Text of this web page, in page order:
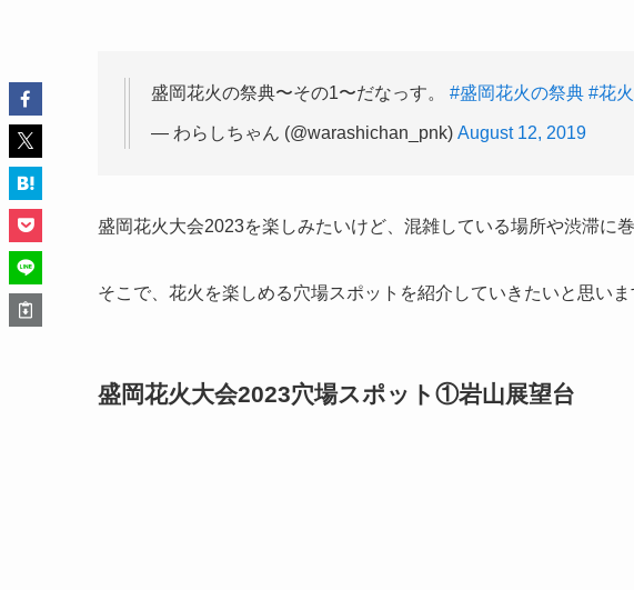
盛岡花火の祭典〜その1〜だなっす。 #盛岡花火の祭典 #花火
— わらしちゃん (@warashichan_pnk) August 12, 2019
盛岡花火大会2023を楽しみたいけど、混雑している場所や渋滞に
そこで、花火を楽しめる穴場スポットを紹介していきたいと思いま
盛岡花火大会2023穴場スポット①岩山展望台